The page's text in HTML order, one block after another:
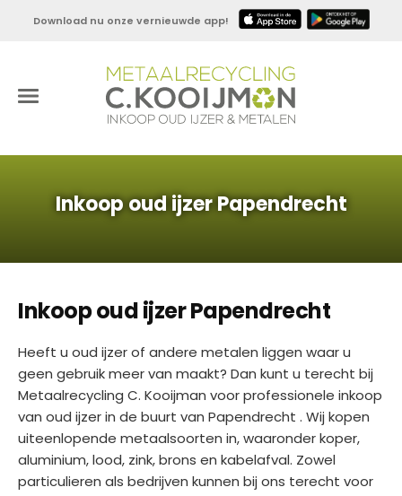
Download nu onze vernieuwde app!
Inkoop oud ijzer Papendrecht
Inkoop oud ijzer Papendrecht
Heeft u oud ijzer of andere metalen liggen waar u
geen gebruik meer van maakt? Dan kunt u terecht bij
Metaalrecycling C. Kooijman voor professionele inkoop
van oud ijzer in de buurt van Papendrecht . Wij kopen
uiteenlopende metaalsoorten in, waaronder koper,
aluminium, lood, zink, brons en kabelafval. Zowel
particulieren als bedrijven kunnen bij ons terecht voor